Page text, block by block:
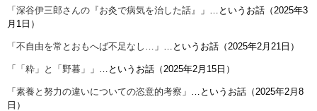
「 深谷伊三郎さんの『お灸で病気を治した話』
」…というお話（2025年3
月1日）
「 不自由を常とおもへば不足なし… 」…というお話（2025年2月21日）
「 「粋」と「野暮」 」…というお話（2025年2月15日）
「 素養と努力の違いについての恣意的考察 」…というお話（2025年2月8
日）